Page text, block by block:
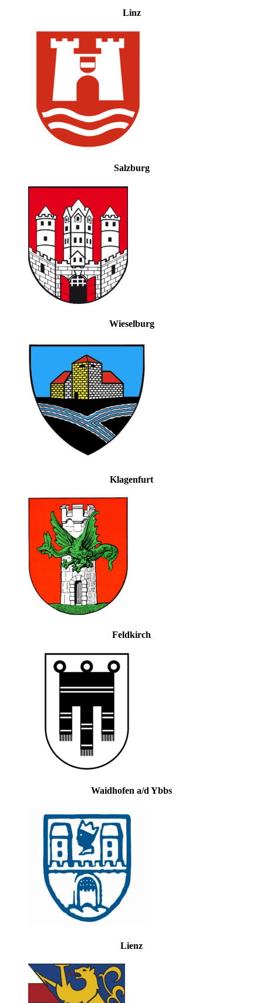
Linz
Salzburg
Wieselburg
Klagenfurt
Feldkirch
Waidhofen a/d Ybbs
Lienz